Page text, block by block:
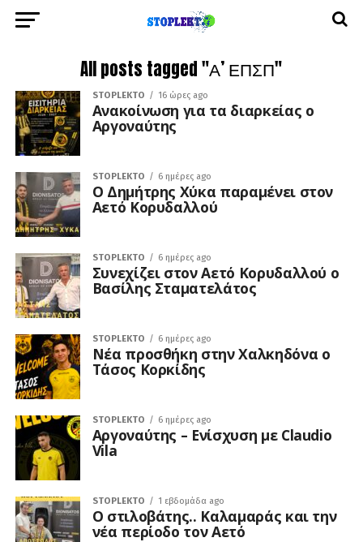
All posts tagged "Α’ ΕΠΣΠ"
STOPLEKTO 16 ώρες ago
Ανακοίνωση για τα διαρκείας ο
Αργοναύτης
STOPLEKTO 6 ημέρες ago
O Δημήτρης Χύκα παραμένει στον
Αετό Κορυδαλλού
STOPLEKTO 6 ημέρες ago
Συνεχίζει στον Αετό Κορυδαλλού ο
Βασίλης Σταματελάτος
STOPLEKTO 6 ημέρες ago
Νέα προσθήκη στην Χαλκηδόνα ο
Τάσος Κορκίδης
STOPLEKTO 6 ημέρες ago
Αργοναύτης – Ενίσχυση με Claudio
Vila
STOPLEKTO 1 εβδομάδα ago
Ο στιλοβάτης.. Καλαμαράς και την
νέα περίοδο τον Αετό